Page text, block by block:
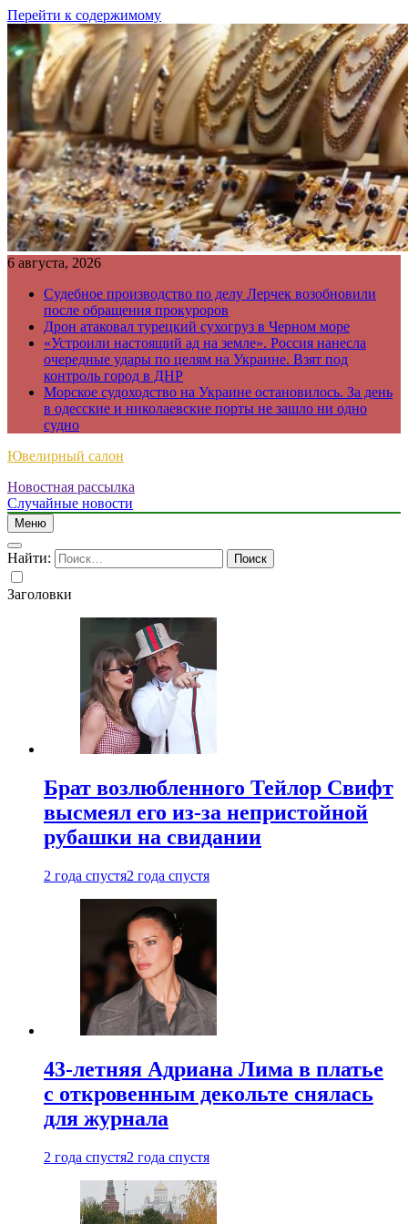
Перейти к содержимому
6 августа, 2026
Судебное производство по делу Лерчек возобновили
после обращения прокуроров
Дрон атаковал турецкий сухогруз в Черном море
«Устроили настоящий ад на земле». Россия нанесла
очередные удары по целям на Украине. Взят под
контроль город в ДНР
Морское судоходство на Украине остановилось. За день
в одесские и николаевские порты не зашло ни одно
судно
Ювелирный салон
Новостная рассылка
Случайные новости
Меню
Найти:
Заголовки
Брат возлюбленного Тейлор Свифт
высмеял его из-за непристойной
рубашки на свидании
2 года спустя2 года спустя
43-летняя Адриана Лима в платье
с откровенным декольте снялась
для журнала
2 года спустя2 года спустя